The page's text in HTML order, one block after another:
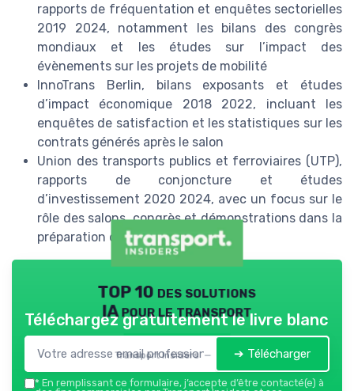
rapports de fréquentation et enquêtes sectorielles
2019 2024, notamment les bilans des congrès
mondiaux et les études sur l’impact des
évènements sur les projets de mobilité
InnoTrans Berlin, bilans exposants et études
d’impact économique 2018 2022, incluant les
enquêtes de satisfaction et les statistiques sur les
contrats générés après le salon
Union des transports publics et ferroviaires (UTP),
rapports de conjoncture et études
d’investissement 2020 2024, avec un focus sur le
rôle des salons, congrès et démonstrations dans la
préparation des décisions d’achat
TOP 10 des solutions
IA pour le transport
Transport Insiders — 2026
Téléchargez gratuitement le livre blanc
➔ Télécharger
* En remplissant ce formulaire, j’accepte d’être contacté(e) à